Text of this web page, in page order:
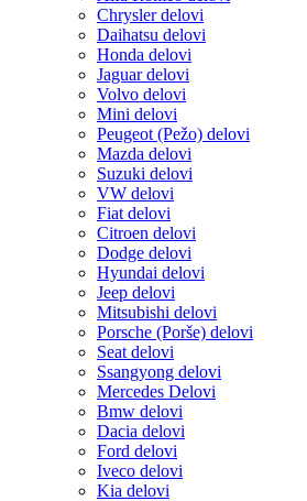
Chrysler delovi
Daihatsu delovi
Honda delovi
Jaguar delovi
Volvo delovi
Mini delovi
Peugeot (Pežo) delovi
Mazda delovi
Suzuki delovi
VW delovi
Fiat delovi
Citroen delovi
Dodge delovi
Hyundai delovi
Jeep delovi
Mitsubishi delovi
Porsche (Porše) delovi
Seat delovi
Ssangyong delovi
Mercedes Delovi
Bmw delovi
Dacia delovi
Ford delovi
Iveco delovi
Kia delovi